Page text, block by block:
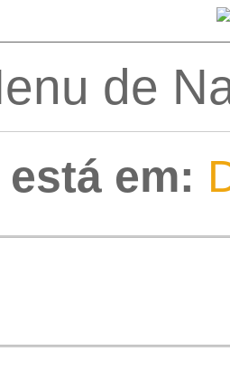
está em: